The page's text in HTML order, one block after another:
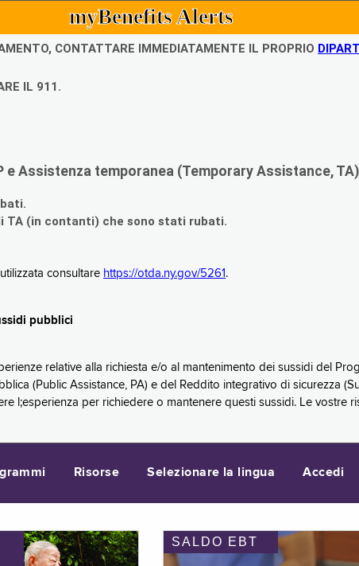
myBenefits Alerts
CONTATTARE IMMEDIATAMENTE IL PROPRIO
IL 911.
Assistenza temporanea (Temporary Assistance,
TA (in contanti) che sono stati rubati.
consultare https://otda.ny.gov/5261 .
pubblici
relative alla richiesta e/o al mantenimento dei sussidi del
(Public Assistance, PA) e del Reddito integrativo di sicurezza
l;esperienza per richiedere o mantenere questi sussidi. Le
Risorse Selezionare la lingua Accedi
SALDO EBT